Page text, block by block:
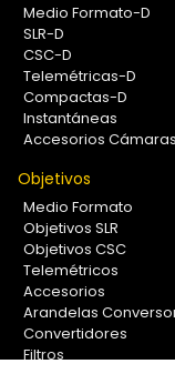
Medio Formato-D
SLR-D
CSC-D
Telemétricas-D
Compactas-D
Instantáneas
Accesorios
Objetivos
Medio Formato
Objetivos SLR
Objetivos CSC
Telemétricos
Accesorios
Arandelas
Convertidores
Filtros